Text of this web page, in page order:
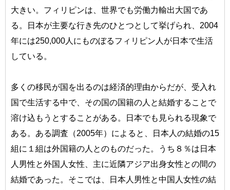
大きい。フィリピンは、世界でも労働力輸出大国であ
る。日本が主要な行き先のひとつとして挙げられ、2004
年には250,000人にものぼるフィリピン人が日本で生活
している。
多くの移民が国を出るのは経済的理由からだが、受入れ
国で生活する中で、その国の国籍の人と結婚することで
溶け込もうとすることがある。日本でも見られる現象で
ある。ある調査（2005年）によると、日本人の結婚の15
組に１組は外国籍の人とのものだった。うち８％は日本
人男性と外国人女性、主に近隣アジア出身女性との間の
結婚であった。そこでは、日本人男性と中国人女性の結